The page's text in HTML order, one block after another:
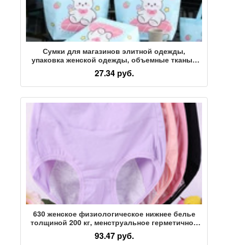
Сумки для магазинов элитной одежды,
упаковка женской одежды, объемные тканые
сумки, большие хозяйственные сумки,
упаковочные ленты на заказ
27.34 руб.
630 женское физиологическое нижнее белье
толщиной 200 кг, менструальное герметичное
хлопчатобумажное нижнее белье aunt plus fat,
трусы большого размера
93.47 руб.